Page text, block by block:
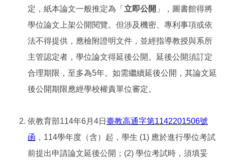
定，紙本論文一般推定為「 立即公開 」，圖書館得將
學位論文上架公開閱覽。但涉及機密、專利事項或依
法不得提供，應檢附證明文件，並經指導教授與系所
主管認定者，學位論文得延後公開。延後公開須訂定
合理期限，至多為5年。如需繼續延後公開，其論文延
後公開期限應經學校權責單位審定。
依教育部114年6月4日 臺教高通字第1142201506號
函 ，114學年度（含）起，學生 (1) 應於進行學位考試
前提出申請論文延後公開；(2) 學位考試時，須填妥